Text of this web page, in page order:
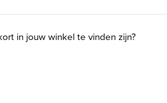
in jouw winkel te vinden zijn?